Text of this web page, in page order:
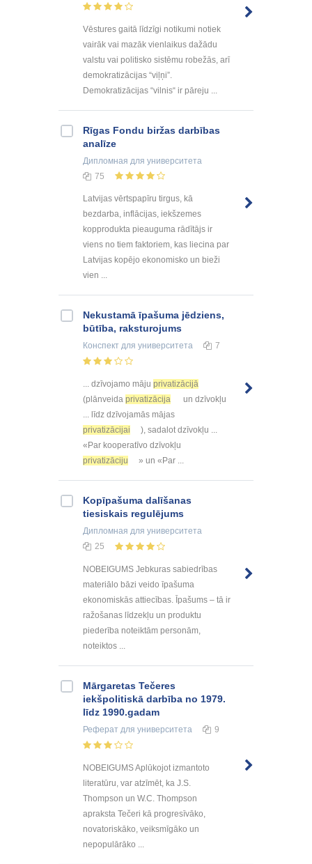
Vēstures gaitā līdzīgi notikumi notiek
vairāk vai mazāk vienlaikus dažādu
valstu vai politisko sistēmu robežās, arī
demokratizācijas “viļņi”.
Demokratizācijas “vilnis“ ir pāreju ...
Rīgas Fondu biržas darbības
analīze
Дипломная для университета
75
Latvijas vērtspapīru tirgus, kā
bezdarba, inflācijas, iekšzemes
kopprodukta pieauguma rādītājs ir
viens no tiem faktoriem, kas liecina par
Latvijas kopējo ekonomisko un bieži
vien ...
Nekustamā īpašuma jēdziens,
būtība, raksturojums
Конспект для университета 7
... dzīvojamo māju privatizācijā
(plānveida privatizācija
un dzīvokļu
... līdz dzīvojamās mājas
privatizācijai
), sadalot dzīvokļu ...
«Par kooperatīvo dzīvokļu
privatizāciju
» un «Par ...
Kopīpašuma dalīšanas
tiesiskais regulējums
Дипломная для университета
25
NOBEIGUMS Jebkuras sabiedrības
materiālo bāzi veido īpašuma
ekonomiskās attiecības. Īpašums – tā ir
ražošanas līdzekļu un produktu
piederība noteiktām personām,
noteiktos ...
Mārgaretas Tečeres
iekšpolitiskā darbība no 1979.
līdz 1990.gadam
Реферат для университета 9
NOBEIGUMS Aplūkojot izmantoto
literatūru, var atzīmēt, ka J.S.
Thompson un W.C. Thompson
apraksta Tečeri kā progresīvāko,
novatoriskāko, veiksmīgāko un
nepopulārāko ...